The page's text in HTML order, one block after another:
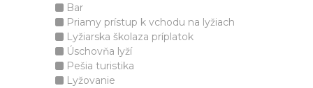
Bar
Priamy prístup k vchodu na lyžiach
Lyžiarska školaza príplatok
Úschovňa lyží
Pešia turistika
Lyžovanie